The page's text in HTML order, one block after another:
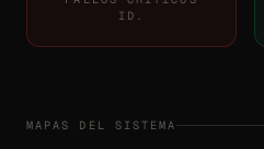
ID.
MAPAS DEL SISTEMA